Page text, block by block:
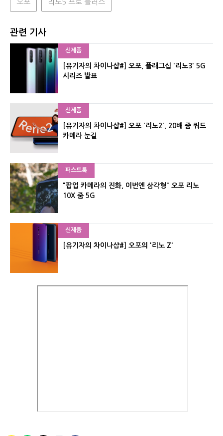
오포 리노5 프로 플러스
관련 기사
신제품
[유기자의 차이나샵#] 오포, 플래그십 '리노3' 5G
시리즈 발표
신제품
[유기자의 차이나샵#] 오포 '리노2', 20배 줌 쿼드
카메라 눈길
퍼스트룩
"팝업 카메라의 진화, 이번엔 삼각형" 오포 리노
10X 줌 5G
신제품
[유기자의 차이나샵#] 오포의 '리노 Z'